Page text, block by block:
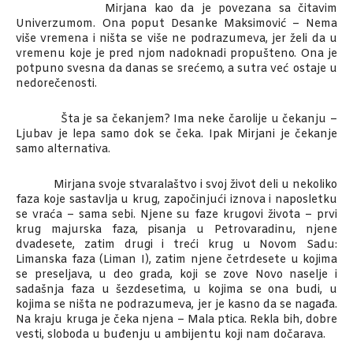
Mirjana kao da je povezana sa čitavim
Univerzumom. Ona poput Desanke Maksimović – Nema
više vremena i ništa se više ne podrazumeva, jer želi da u
vremenu koje je pred njom nadoknadi propušteno. Ona je
potpuno svesna da danas se srećemo, a sutra već ostaje u
nedorečenosti.
Šta je sa čekanjem? Ima neke čarolije u čekanju –
Ljubav je lepa samo dok se čeka. Ipak Mirjani je čekanje
samo alternativa.
Mirjana svoje stvaralaštvo i svoj život deli u nekoliko
faza koje sastavlja u krug, započinjući iznova i naposletku
se vraća – sama sebi. Njene su faze krugovi života – prvi
krug majurska faza, pisanja u Petrovaradinu, njene
dvadesete, zatim drugi i treći krug u Novom Sadu:
Limanska faza (Liman I), zatim njene četrdesete u kojima
se preseljava, u deo grada, koji se zove Novo naselje i
sadašnja faza u šezdesetima, u kojima se ona budi, u
kojima se ništa ne podrazumeva, jer je kasno da se nagađa.
Na kraju kruga je čeka njena – Mala ptica. Rekla bih, dobre
vesti, sloboda u buđenju u ambijentu koji nam dočarava.